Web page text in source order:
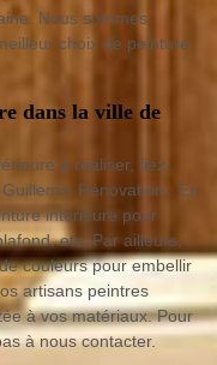
Nous sommes
choix de peinture
dans la ville de
à réaliser, fiez-
Rénovation . En
intérieure pour
etc. Par ailleurs,
couleurs pour embellir
artisans peintres
à vos matériaux. Pour
à nous contacter.